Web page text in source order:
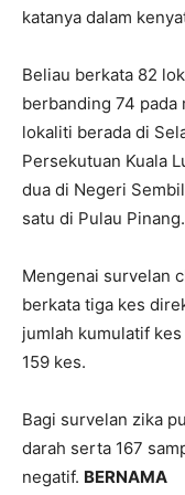
katanya dalam
Beliau berkata 82
berbanding 74 pada
lokaliti berada di
Persekutuan Kuala
dua di Negeri
satu di Pulau Pinang.
Mengenai survelan
berkata tiga kes
jumlah kumulatif
159 kes.
Bagi survelan zika
darah serta 167
negatif. BERNAMA